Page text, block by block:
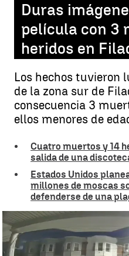
Duras
película con 3
heridos en
Los hechos tuvieron
de la zona sur de
consecuencia 3
ellos menores de
Cuatro muertos y 14
salida de una
Estados Unidos
millones de moscas
defenderse de una
Tiroteo en Filadelfia culmina